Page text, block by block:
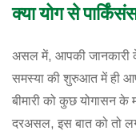
क्या योग से
असल में, आपकी जानकारी
समस्या की शुरुआत में ही
बीमारी को कुछ योगासन के
दरअसल, इस बात को तो